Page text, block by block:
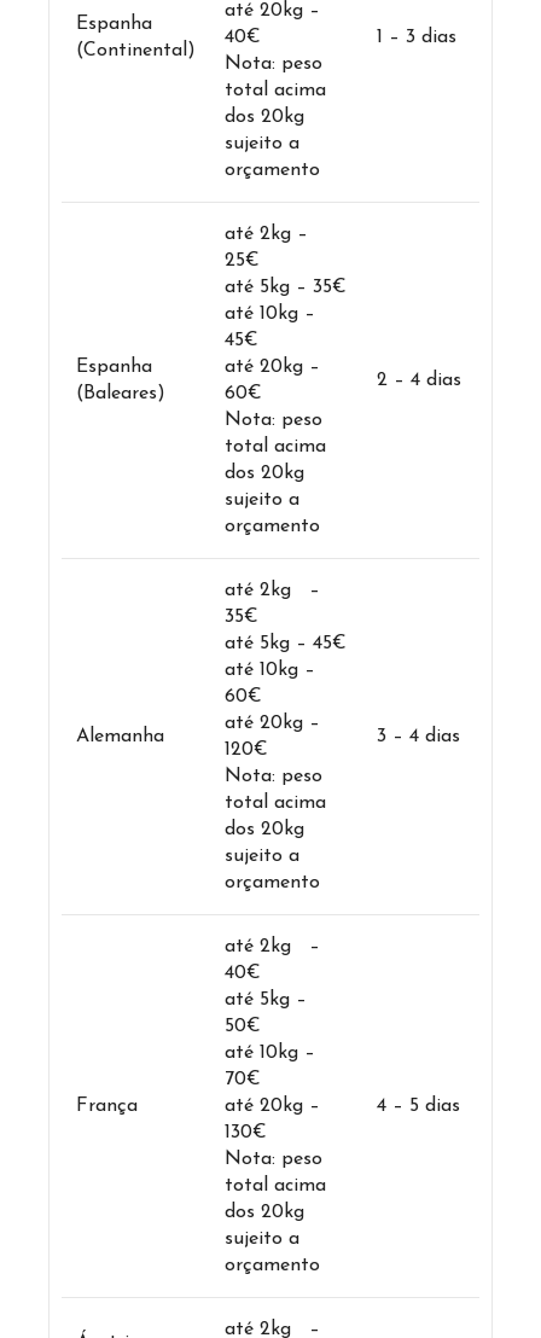
Espanha
(Continental)
até 20kg –
40€
Nota: peso
total acima
dos 20kg
sujeito a
orçamento
1 – 3 dias
Espanha
(Baleares)
até 2kg –
25€
até 5kg – 35€
até 10kg –
45€
até 20kg –
60€
Nota: peso
total acima
dos 20kg
sujeito a
orçamento
2 – 4 dias
Alemanha
até 2kg –
35€
até 5kg – 45€
até 10kg –
60€
até 20kg –
120€
Nota: peso
total acima
dos 20kg
sujeito a
orçamento
3 – 4 dias
França
até 2kg –
40€
até 5kg –
50€
até 10kg –
70€
até 20kg –
130€
Nota: peso
total acima
dos 20kg
sujeito a
orçamento
4 – 5 dias
até 2kg –